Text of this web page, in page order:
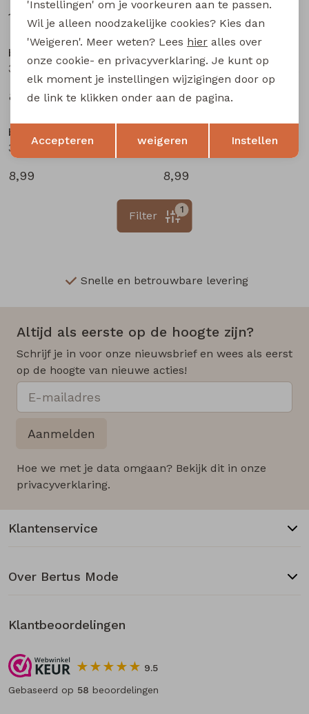
12,99
12,99
bakkaboe newborn
3316200 W20289 baby meisjes legging Ecru
8,99
8,99
bakkaboe newborn
3316201 W20290 baby meisjes legging Ecru melee
8,99
8,99
1
Filter
Snelle en betrouwbare levering
Altijd als eerste op de hoogte zijn?
Schrijf je in voor onze nieuwsbrief en wees als eerst
op de hoogte van nieuwe acties!
Aanmelden
Hoe we met je data omgaan? Bekijk dit in onze
privacyverklaring.
Klantenservice
Over Bertus Mode
Klantbeoordelingen
9.5
Gebaseerd op 58 beoordelingen
Terug Opslaan
'Instellingen' om je voorkeuren aan te passen.
Wil je alleen noodzakelijke cookies? Kies dan
'Weigeren'. Meer weten? Lees hier alles over
onze cookie- en privacyverklaring. Je kunt op
elk moment je instellingen wijzigingen door op
de link te klikken onder aan de pagina.
Accepteren weigeren Instellen